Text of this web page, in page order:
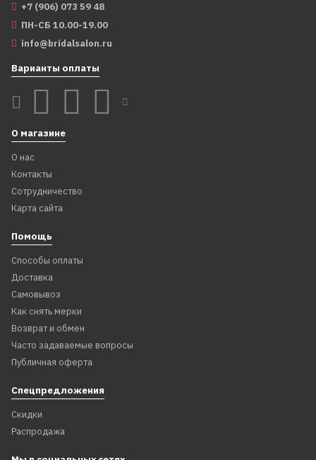
+7 (906) 073 59 48
ПН-СБ 10.00-19.00
info@bridalsalon.ru
Варианты оплаты
О магазине
О нас
Контакты
Сотрудничество
Карта сайта
Помощь
Способы оплаты
Доставка
Самовывоз
Как снять мерки
Возврат и обмен
Часто задаваемые вопросы
Публичная оферта
Спецпредложения
Скидки
Распродажа